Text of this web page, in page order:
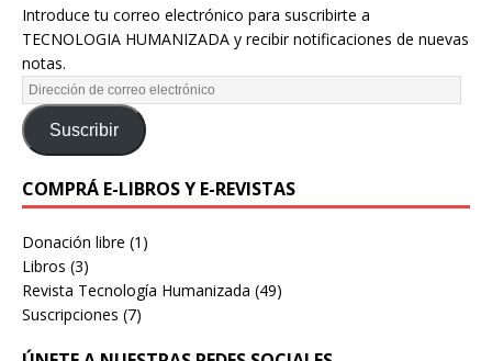
Introduce tu correo electrónico para suscribirte a
TECNOLOGIA HUMANIZADA y recibir notificaciones de nuevas
notas.
Suscribir
COMPRÁ E-LIBROS Y E-REVISTAS
Donación libre (1)
Libros (3)
Revista Tecnología Humanizada (49)
Suscripciones (7)